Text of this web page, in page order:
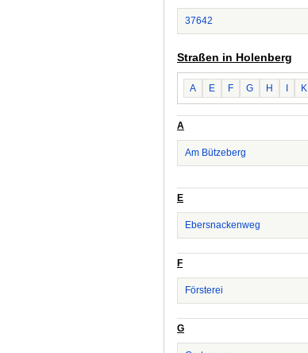
37642
Straßen in Holenberg
A E F G H K
A
Am Bützeberg
E
Ebersnackenweg
F
Försterei
G